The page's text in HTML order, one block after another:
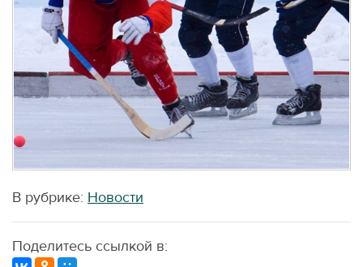
В рубрике: Новости
Поделитесь ссылкой в: